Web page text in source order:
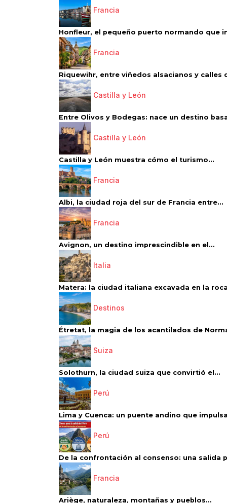
Francia
Honfleur, el pequeño puerto normando que
Francia
Riquewihr, entre viñedos alsacianos y calles
Castilla y León
Entre Olivos y Bodegas: nace un destino
Castilla y León
Castilla y León muestra cómo el turismo...
Francia
Albi, la ciudad roja del sur de Francia entre...
Francia
Avignon, un destino imprescindible en el...
Italia
Matera: la ciudad italiana excavada en la
Destinos
Étretat, la magia de los acantilados de
Suiza
Solothurn, la ciudad suiza que convirtió el...
Perú
Lima y Cuenca: un puente andino que
Perú
De la confrontación al consenso: una salida
Francia
Ariège, naturaleza, montañas y pueblos...